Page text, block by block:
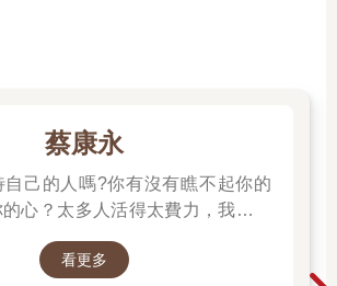
。比起讀心，雖然體心的運作速度較慢，但
關注外在言語表現，還會細察語境與情境，
資訊。人類正是透過這兩種心智系統的進
社會連結網絡。如果說讀心是早在人類起
萬至五萬年前才逐漸形成的新系統，兩者是
，「讀心是快速的了解」、「體心是緩慢的
蔡康永
己的人嗎?你有沒有瞧不起你的
心？太多人活得太費力，我想為
足的方法。所以我寫了這本書。
看更多